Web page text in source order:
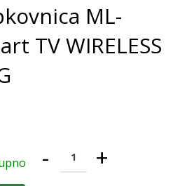
ML-
TV WIRELESS
- +